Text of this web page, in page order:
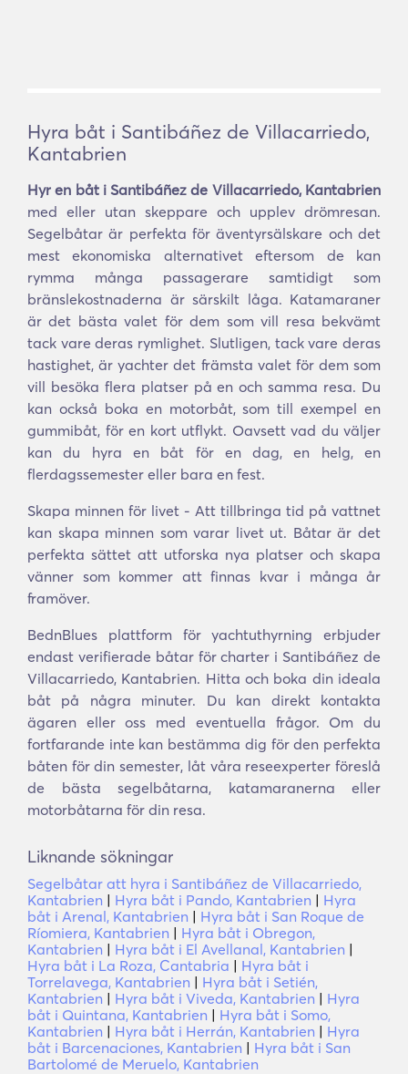
Hyra båt i Santibáñez de Villacarriedo,
Kantabrien
Hyr en båt i Santibáñez de Villacarriedo, Kantabrien
med eller utan skeppare och upplev drömresan.
Segelbåtar är perfekta för äventyrsälskare och det
mest ekonomiska alternativet eftersom de kan
rymma många passagerare samtidigt som
bränslekostnaderna är särskilt låga. Katamaraner
är det bästa valet för dem som vill resa bekvämt
tack vare deras rymlighet. Slutligen, tack vare deras
hastighet, är yachter det främsta valet för dem som
vill besöka flera platser på en och samma resa. Du
kan också boka en motorbåt, som till exempel en
gummibåt, för en kort utflykt. Oavsett vad du väljer
kan du hyra en båt för en dag, en helg, en
flerdagssemester eller bara en fest.
Skapa minnen för livet - Att tillbringa tid på vattnet
kan skapa minnen som varar livet ut. Båtar är det
perfekta sättet att utforska nya platser och skapa
vänner som kommer att finnas kvar i många år
framöver.
BednBlues plattform för yachtuthyrning erbjuder
endast verifierade båtar för charter i Santibáñez de
Villacarriedo, Kantabrien. Hitta och boka din ideala
båt på några minuter. Du kan direkt kontakta
ägaren eller oss med eventuella frågor. Om du
fortfarande inte kan bestämma dig för den perfekta
båten för din semester, låt våra reseexperter föreslå
de bästa segelbåtarna, katamaranerna eller
motorbåtarna för din resa.
Liknande sökningar
Segelbåtar att hyra i Santibáñez de Villacarriedo,
Kantabrien | Hyra båt i Pando, Kantabrien | Hyra
båt i Arenal, Kantabrien | Hyra båt i San Roque de
Ríomiera, Kantabrien | Hyra båt i Obregon,
Kantabrien | Hyra båt i El Avellanal, Kantabrien |
Hyra båt i La Roza, Cantabria | Hyra båt i
Torrelavega, Kantabrien | Hyra båt i Setién,
Kantabrien | Hyra båt i Viveda, Kantabrien | Hyra
båt i Quintana, Kantabrien | Hyra båt i Somo,
Kantabrien | Hyra båt i Herrán, Kantabrien | Hyra
båt i Barcenaciones, Kantabrien | Hyra båt i San
Bartolomé de Meruelo, Kantabrien